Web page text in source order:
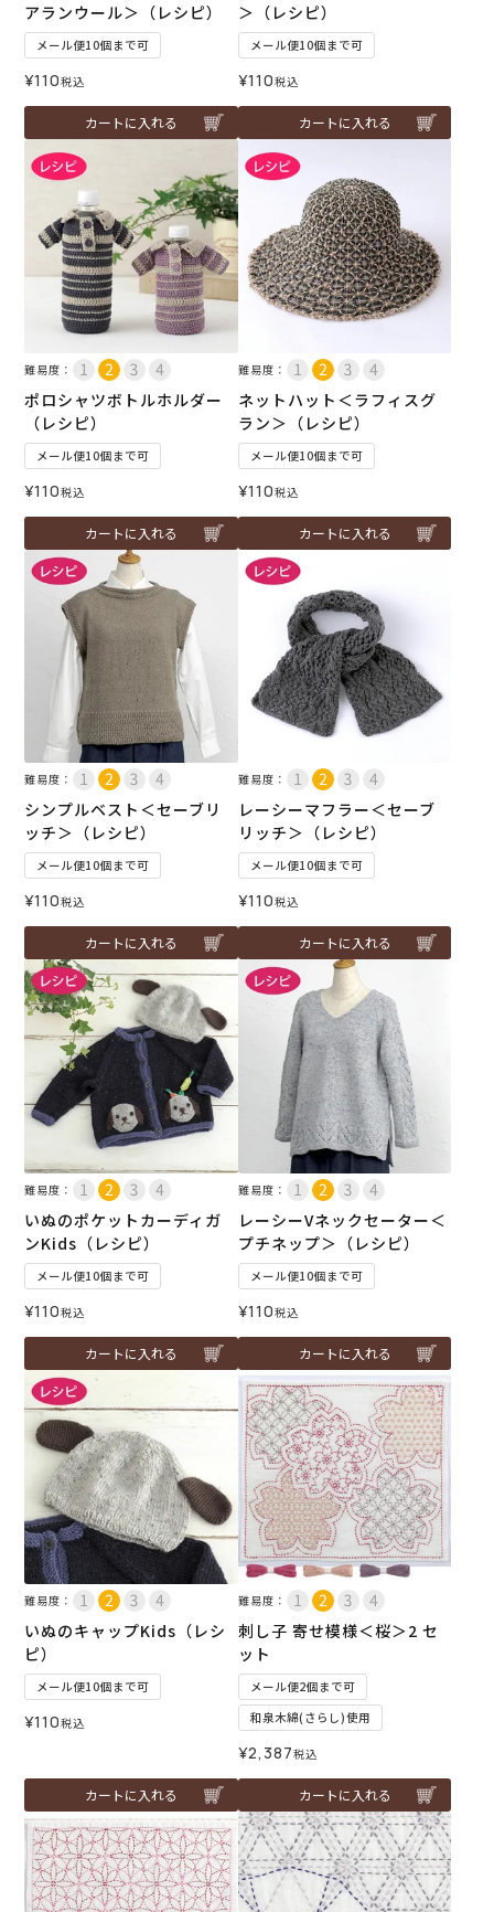
アランウール＞（レシピ）
メール便10個まで可
¥110税込
カートに入れる
＞（レシピ）
メール便10個まで可
¥110税込
カートに入れる
難易度：
ポロシャツボトルホルダー
（レシピ）
メール便10個まで可
¥110税込
カートに入れる
難易度：
ネットハット＜ラフィスグ
ラン＞（レシピ）
メール便10個まで可
¥110税込
カートに入れる
難易度：
シンプルベスト＜セーブリ
ッチ＞（レシピ）
メール便10個まで可
¥110税込
カートに入れる
難易度：
レーシーマフラー＜セーブ
リッチ＞（レシピ）
メール便10個まで可
¥110税込
カートに入れる
難易度：
いぬのポケットカーディガ
ンKids（レシピ）
メール便10個まで可
¥110税込
カートに入れる
難易度：
レーシーVネックセーター＜
プチネップ＞（レシピ）
メール便10個まで可
¥110税込
カートに入れる
難易度：
いぬのキャップKids（レシ
ピ）
メール便10個まで可
¥110税込
カートに入れる
難易度：
刺し子 寄せ模様＜桜＞2 セ
ット
メール便2個まで可
和泉木綿(さらし)使用
¥2,387税込
カートに入れる